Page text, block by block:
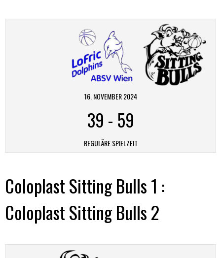
16. NOVEMBER 2024
39 - 59
REGULÄRE SPIELZEIT
Coloplast Sitting Bulls 1 :
Coloplast Sitting Bulls 2